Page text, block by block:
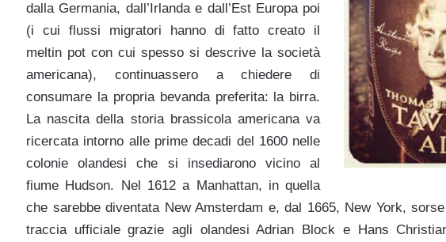
dalla Germania, dall’Irlanda e dall’Est Europa poi
(i cui flussi migratori hanno di fatto creato il
meltin pot con cui spesso si descrive la società
americana), continuassero a chiedere di
consumare la propria bevanda preferita: la birra.
La nascita della storia brassicola americana va
ricercata intorno alle prime decadi del 1600 nelle
colonie olandesi che si insediarono vicino al
fiume Hudson. Nel 1612 a Manhattan, in quella
che sarebbe diventata New Amsterdam e, dal 1665, New York,
traccia ufficiale grazie agli olandesi Adrian Block e Hans